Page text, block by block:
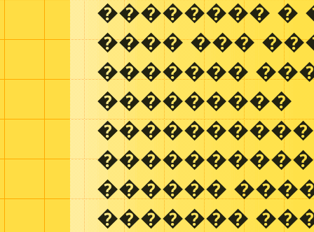
�������� �
���� ���
�������
���������
������
�������